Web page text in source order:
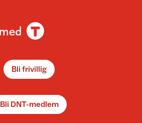
Bli frivillig
Bli DNT-medlem